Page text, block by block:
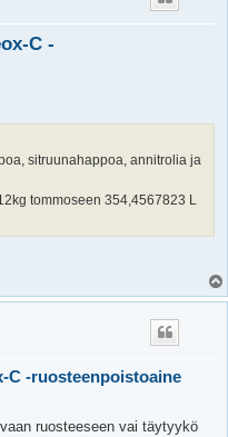
C -
sitruunahappoa, annitrolia ja
tommoseen 354,4567823 L
l
C -ruosteenpoistoaine
ruosteeseen vai täytyykö